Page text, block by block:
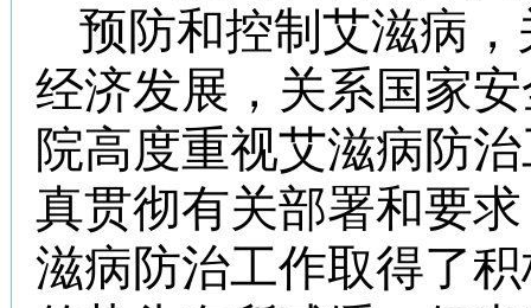
预防和控制艾滋病
经济发展，关系国家
院高度重视艾滋病防
真贯彻有关部署和要
滋病防治工作取得了